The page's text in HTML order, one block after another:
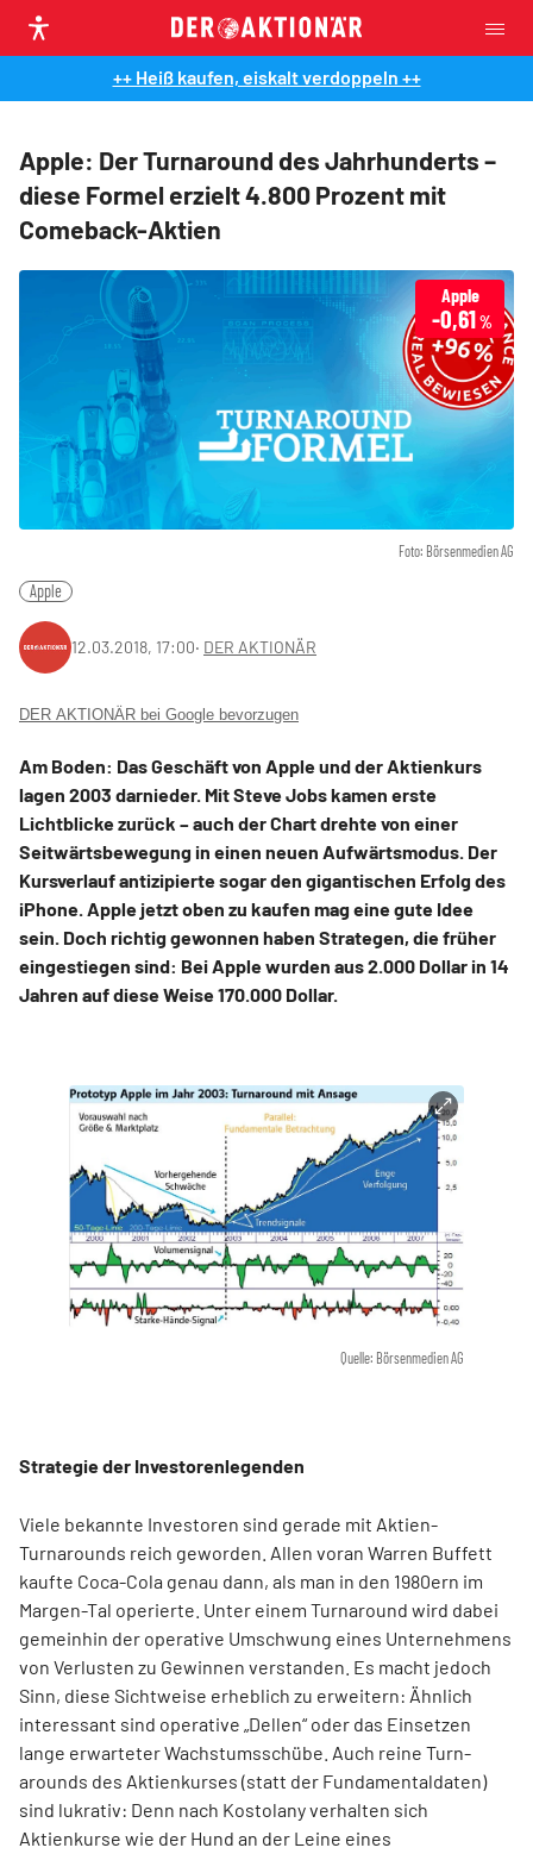
++ Heiß kaufen, eiskalt verdoppeln ++
Apple: Der Turnaround des Jahrhunderts –
diese Formel erzielt 4.800 Prozent mit
Comeback-Aktien
Foto: Börsenmedien AG
Apple
-0,61%
Apple
12.03.2018, 17:00‧ DER AKTIONÄR
DER AKTIONÄR bei Google bevorzugen
Am Boden: Das Geschäft von Apple und der Aktienkurs
lagen 2003 darnieder. Mit Steve Jobs kamen erste
Lichtblicke zurück – auch der Chart drehte von einer
Seitwärtsbewegung in einen neuen Aufwärtsmodus. Der
Kursverlauf antizipierte sogar den gigantischen Erfolg des
iPhone. Apple jetzt oben zu kaufen mag eine gute Idee
sein. Doch richtig gewonnen haben Strategen, die früher
eingestiegen sind: Bei Apple wurden aus 2.000 Dollar in 14
Jahren auf diese Weise 170.000 Dollar.
Quelle: Börsenmedien AG
Strategie der Investorenlegenden
Viele bekannte Investoren sind gerade mit Aktien-
Turnarounds reich geworden. Allen voran Warren Buffett
kaufte Coca-Cola genau dann, als man in den 1980ern im
Margen-Tal operierte. Unter einem Turnaround wird dabei
gemeinhin der operative Umschwung eines Unternehmens
von Verlusten zu Gewinnen verstanden. Es macht jedoch
Sinn, diese Sichtweise erheblich zu erweitern: Ähnlich
interessant sind operative „Dellen“ oder das Einsetzen
lange erwarteter Wachstumsschübe. Auch reine Turn­
arounds des Aktienkurses (statt der Fundamentaldaten)
sind lukrativ: Denn nach Kostolany verhalten sich
Aktienkurse wie der Hund an der Leine eines